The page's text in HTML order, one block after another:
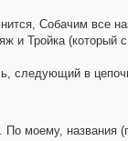
Собачим все
и Тройка (который
следующий в
По моему, названия